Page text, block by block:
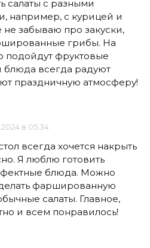
салаты с разными
например, с курицей и
не забываю про закуски,
грибы. На
подойдут фруктовые
блюда всегда радуют
праздничную атмосферу!
в 05:34
всегда хочется накрыть
Я люблю готовить
блюда. Можно
фаршированную
салаты. Главное,
и всем понравилось!